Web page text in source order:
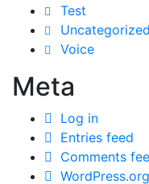
Test
Uncategorized
Voice
Meta
Log in
Entries feed
Comments
WordPress.org